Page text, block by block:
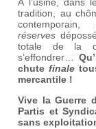
À l’usine, dans
tradition, au
réserves
totale de la
s’effondrer…
chutefinale
mercantile !
Vive la Guerre
Partis et
sans